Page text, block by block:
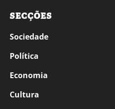
SECÇÕES
Sociedade
Política
Economia
Cultura